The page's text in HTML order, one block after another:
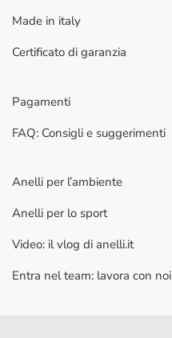
Made in italy
Certificato di garanzia
Pagamenti
FAQ: Consigli e suggerimenti
Anelli per l’ambiente
Anelli per lo sport
Video: il vlog di anelli.it
Entra nel team: lavora con noi